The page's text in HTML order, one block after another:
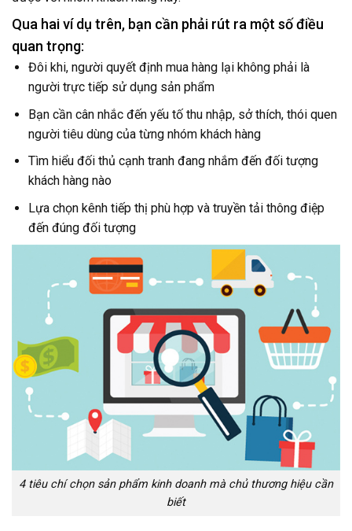
Qua hai ví dụ trên, bạn cần phải rút ra một số điều
quan trọng:
Đôi khi, người quyết định mua hàng lại không phải là
người trực tiếp sử dụng sản phẩm
Bạn cần cân nhắc đến yếu tố thu nhập, sở thích, thói quen
người tiêu dùng của từng nhóm khách hàng
Tìm hiểu đối thủ cạnh tranh đang nhắm đến đối tượng
khách hàng nào
Lựa chọn kênh tiếp thị phù hợp và truyền tải thông điệp
đến đúng đối tượng
4 tiêu chí chọn sản phẩm kinh doanh mà chủ thương hiệu cần
biết